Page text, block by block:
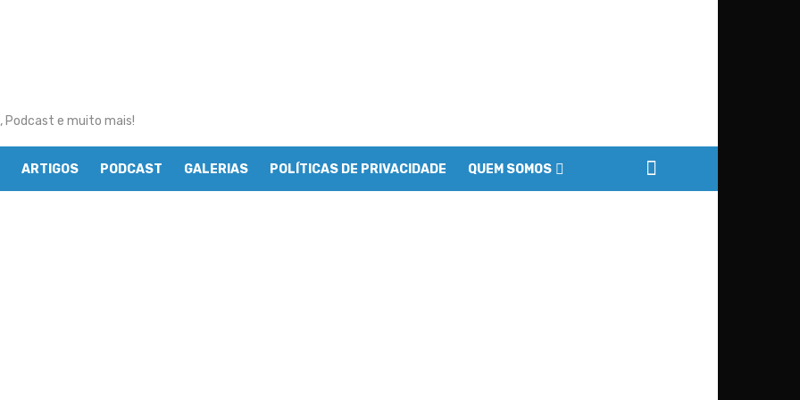
Podcast e muito mais!
ARTIGOS PODCAST GALERIAS POLÍTICAS DE PRIVACIDADE QUEM SOMOS